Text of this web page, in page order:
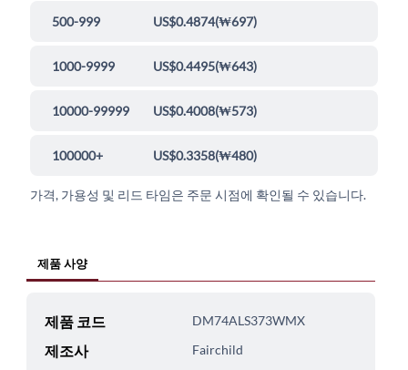
500-999 US$0.4874(₩697)
1000-9999 US$0.4495(₩643)
10000-99999 US$0.4008(₩573)
100000+ US$0.3358(₩480)
가격, 가용성 및 리드 타임은 주문 시점에 확인될 수 있습니다.
제품 사양
제품 코드 DM74ALS373WMX
제조사 Fairchild